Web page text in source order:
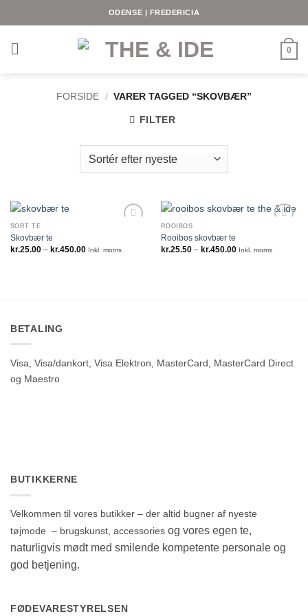
ODENSE | FREDERICIA
0
FORSIDE / VARER TAGGED “SKOVBÆR”
FILTER
SORT TE
Skovbær te
kr.25.00 – kr.450.00Prisinterval:
Inkl. moms
ROOIBOS
Rooibos skovbær te
kr.25.50 – kr.450.00Prisinterval:
Inkl. moms
BETALING
Visa, Visa/dankort, Visa Elektron, MasterCard, MasterCard Direct
og Maestro
BUTIKKERNE
Velkommen til vores butikker – der altid bugner af nyeste
tøjmode – brugskunst, accessories og vores egen te,
naturligvis mødt med smilende kompetente personale og
god betjening.
FØDEVARESTYRELSEN